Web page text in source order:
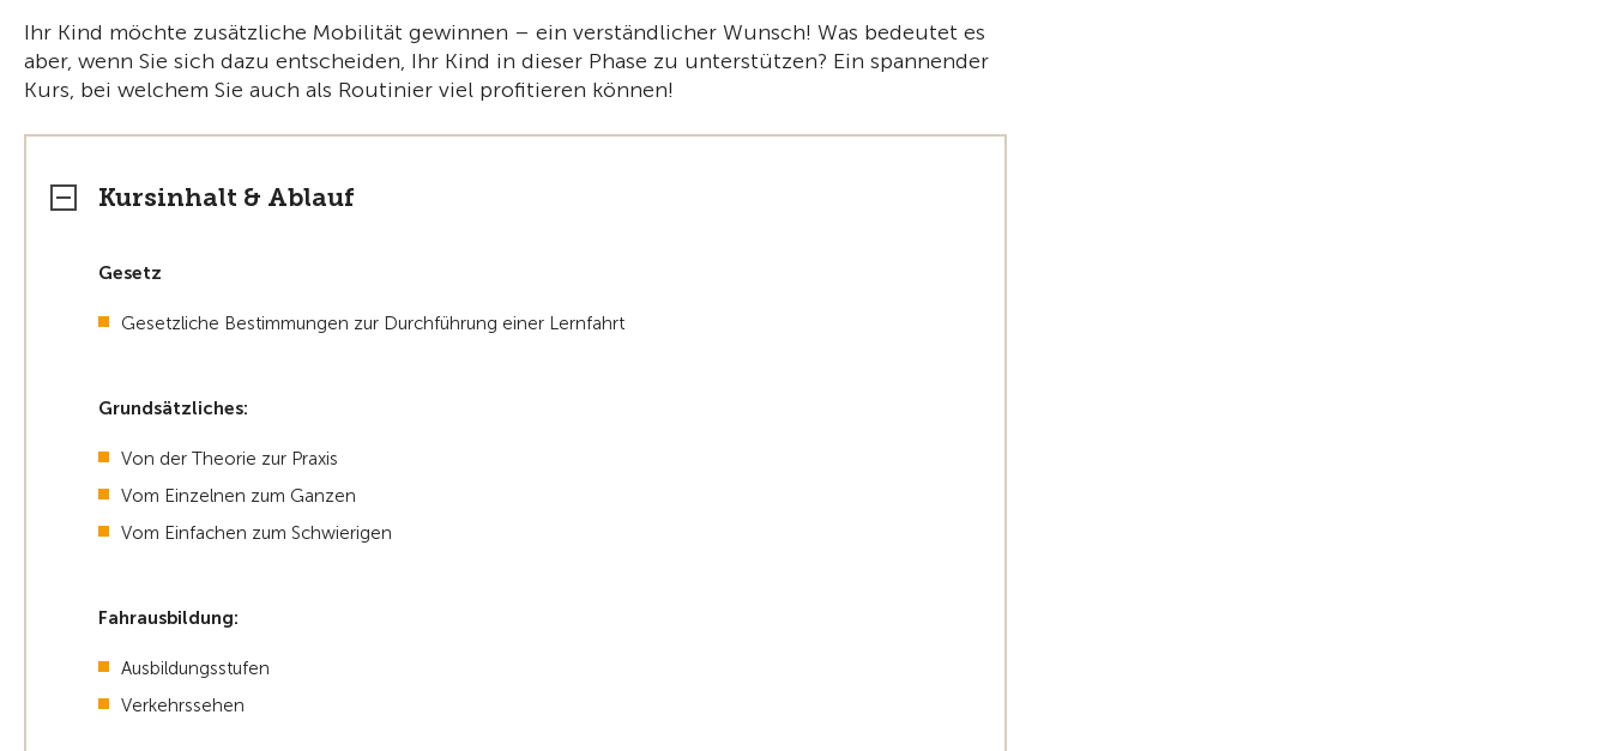
Ihr Kind möchte zusätzliche Mobilität gewinnen – ein verständlicher Wunsch! Was bedeutet es
aber, wenn Sie sich dazu entscheiden, Ihr Kind in dieser Phase zu unterstützen? Ein spannender
Kurs, bei welchem Sie auch als Routinier viel profitieren können!
Kursinhalt & Ablauf
Gesetz
Gesetzliche Bestimmungen zur Durchführung einer Lernfahrt
Grundsätzliches:
Von der Theorie zur Praxis
Vom Einzelnen zum Ganzen
Vom Einfachen zum Schwierigen
Fahrausbildung:
Ausbildungsstufen
Verkehrssehen